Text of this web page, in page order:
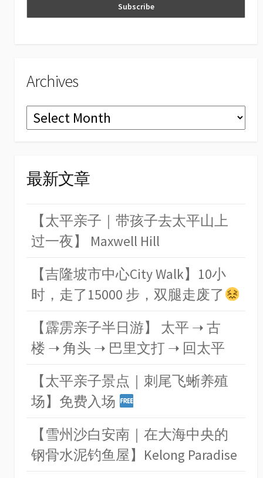
el
Archives
Archives
最新文章
【太平亲子｜带孩子去太平山上
过一夜】 Maxwell Hill
【吉隆坡市中心City Walk】10小
时，走了15000 步，双腿走废了
【霹雳亲子半日游】 太平 ➝ 古
楼 ➝ 角头 ➝ 巴里文打 ➝ 回太平
【太平亲子景点｜刺尾飞蜥养殖
场】免费入场
【雪州沙白安南｜在大海中央的
钢骨水泥钓鱼屋】Kelong Paradise